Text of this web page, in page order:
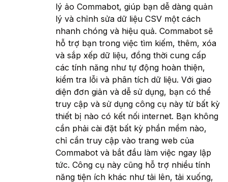
lý ảo Commabot, giúp bạn dễ dàng quản
lý và chỉnh sửa dữ liệu CSV một cách
nhanh chóng và hiệu quả. Commabot sẽ
hỗ trợ bạn trong việc tìm kiếm, thêm, xóa
và sắp xếp dữ liệu, đồng thời cung cấp
các tính năng như tự động hoàn thiện,
kiểm tra lỗi và phân tích dữ liệu. Với giao
diện đơn giản và dễ sử dụng, bạn có thể
truy cập và sử dụng công cụ này từ bất kỳ
thiết bị nào có kết nối internet. Bạn không
cần phải cài đặt bất kỳ phần mềm nào,
chỉ cần truy cập vào trang web của
Commabot và bắt đầu làm việc ngay lập
tức. Công cụ này cũng hỗ trợ nhiều tính
năng tiện ích khác như tải lên, tải xuống,